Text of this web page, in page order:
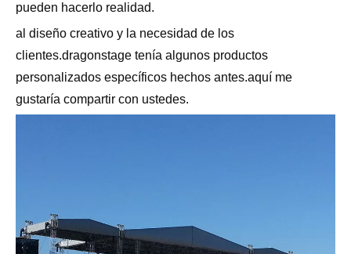
pueden hacerlo realidad.
al diseño creativo y la necesidad de los
clientes.dragonstage tenía algunos productos
personalizados específicos hechos antes.aquí me
gustaría compartir con ustedes.